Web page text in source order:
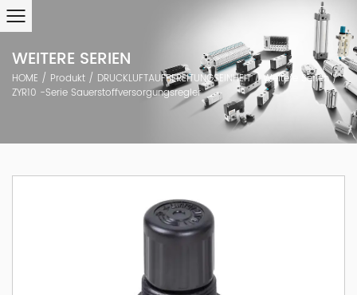
WEITERE SERIEN
HOME / Produkt / DRUCKLUFTAUFBEREITUNGSEINHEIT/ Weitere Serien/
ZYR10 -Serie Sauerstoffversorgungsregler